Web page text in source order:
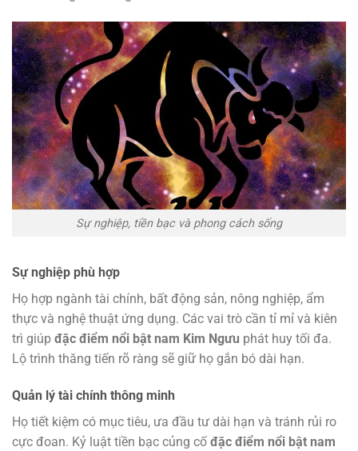
Sự nghiệp, tiền bạc và phong cách sống
Sự nghiệp phù hợp
Họ hợp ngành tài chính, bất động sản, nông nghiệp, ẩm
thực và nghệ thuật ứng dụng. Các vai trò cần tỉ mỉ và kiên
trì giúp đặc điểm nổi bật nam Kim Ngưu phát huy tối đa.
Lộ trình thăng tiến rõ ràng sẽ giữ họ gắn bó dài hạn.
Quản lý tài chính thông minh
Họ tiết kiệm có mục tiêu, ưa đầu tư dài hạn và tránh rủi ro
cực đoan. Kỷ luật tiền bạc củng cố đặc điểm nổi bật nam